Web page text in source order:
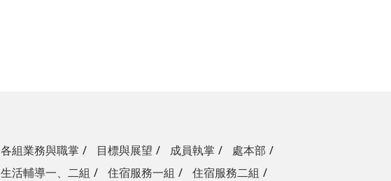
各組業務與職掌 目標與展望 成員執掌
處本部
生活輔導一、二組
住宿服務一組
住宿服務二組